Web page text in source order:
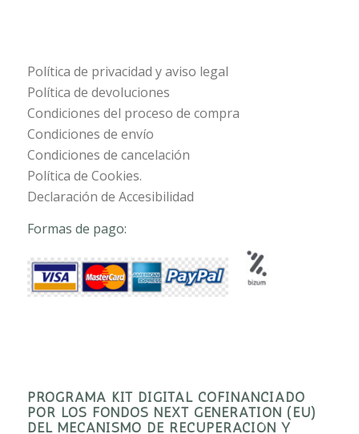
Política de privacidad y aviso legal
Política de devoluciones
Condiciones del proceso de compra
Condiciones de envío
Condiciones de cancelación
Política de Cookies.
Declaración de Accesibilidad
Formas de pago:
PROGRAMA KIT DIGITAL COFINANCIADO
POR LOS FONDOS NEXT GENERATION (EU)
DEL MECANISMO DE RECUPERACIÓN Y